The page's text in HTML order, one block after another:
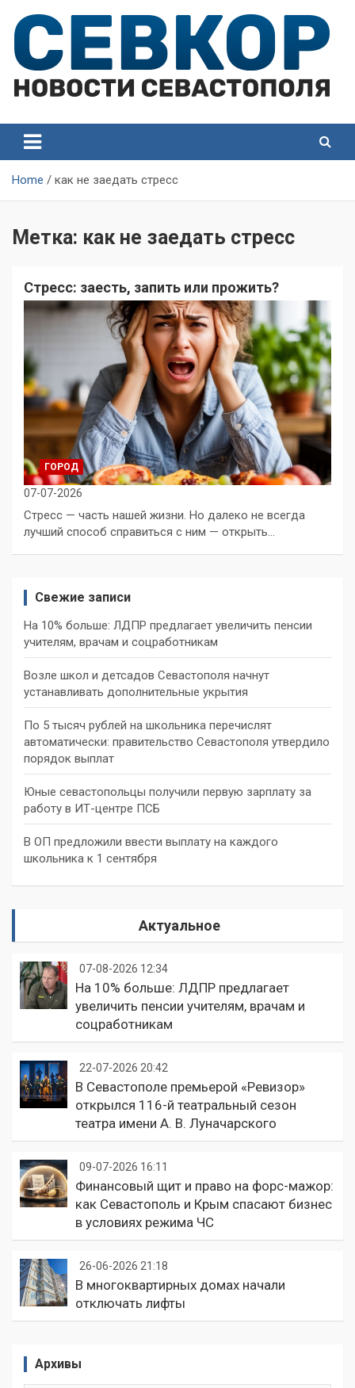
content
Севастополя
Севастополя
Home как не заедать стресс
Метка: как не заедать стресс
Стресс: заесть, запить или прожить?
ГОРОД
07-07-2026
Стресс — часть нашей жизни. Но далеко не всегда
лучший способ справиться с ним — открыть…
Свежие записи
На 10% больше: ЛДПР предлагает увеличить пенсии
учителям, врачам и соцработникам
Возле школ и детсадов Севастополя начнут
устанавливать дополнительные укрытия
По 5 тысяч рублей на школьника перечислят
автоматически: правительство Севастополя утвердило
порядок выплат
Юные севастопольцы получили первую зарплату за
работу в ИТ-центре ПСБ
В ОП предложили ввести выплату на каждого
школьника к 1 сентября
Актуальное
07-08-2026 12:34
На 10% больше: ЛДПР предлагает
увеличить пенсии учителям, врачам и
соцработникам
22-07-2026 20:42
В Севастополе премьерой «Ревизор»
открылся 116-й театральный сезон
театра имени А. В. Луначарского
09-07-2026 16:11
Финансовый щит и право на форс-мажор:
как Севастополь и Крым спасают бизнес
в условиях режима ЧС
26-06-2026 21:18
В многоквартирных домах начали
отключать лифты
Архивы